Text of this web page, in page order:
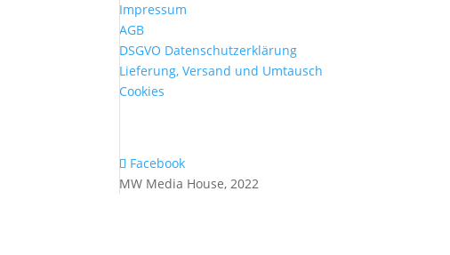
Impressum
AGB
DSGVO Datenschutzerklärung
Lieferung, Versand und Umtausch
Cookies
Facebook
MW Media House, 2022